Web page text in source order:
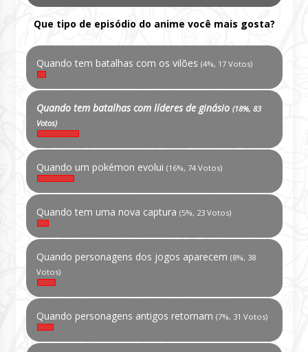
Que tipo de episódio do anime você mais gosta?
Quando tem batalhas com os vilões (4%, 17 Votos)
Quando tem batalhas com líderes de ginásio (18%, 83
Votos)
Quando um pokémon evolui (16%, 74 Votos)
Quando tem uma nova captura (5%, 23 Votos)
Quando personagens dos jogos aparecem (8%, 38
Votos)
Quando personagens antigos retornam (7%, 31 Votos)